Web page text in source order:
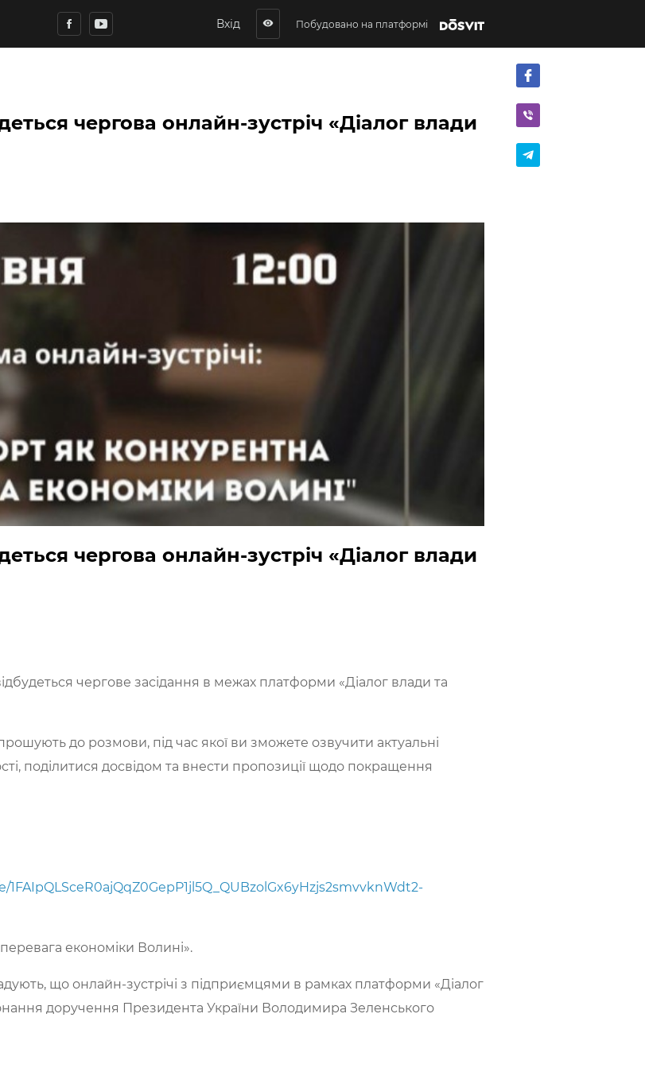
Вхід visibility Побудовано на платформі
чергова онлайн-зустріч «Діалог влади
чергова онлайн-зустріч «Діалог влади
чергове засідання в межах платформи «Діалог влади та
до розмови, під час якої ви зможете озвучити актуальні
поділитися досвідом та внести пропозиції щодо покращення
економіки Волині».
що онлайн-зустрічі з підприємцями в рамках платформи «Діалог
доручення Президента України Володимира Зеленського